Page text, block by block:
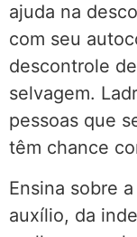
ajuda na
com seu
descontrole
selvagem.
pessoas que
têm chance
Ensina sobre
auxílio, da